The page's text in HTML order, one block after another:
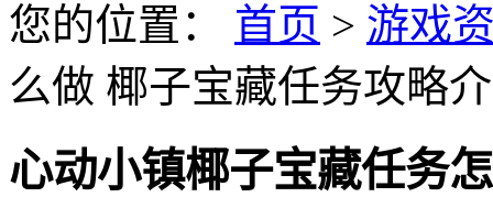
您的位置： 首页 > 游戏
么做 椰子宝藏任务攻略
心动小镇椰子宝藏任务